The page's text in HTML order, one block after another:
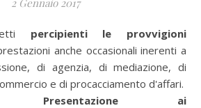
2 Gennaio 2017
percipienti le provvigioni
anche occasionali inerenti a
di agenzia, di mediazione, di
e di procacciamento d'affari.
Presentazione ai